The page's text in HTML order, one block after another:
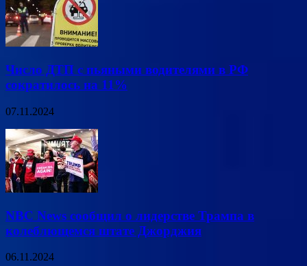
Число ДТП с пьяными водителями в РФ
сократилось на 11%
07.11.2024
NBC News сообщил о лидерстве Трампа в
колеблющемся штате Джорджия
06.11.2024